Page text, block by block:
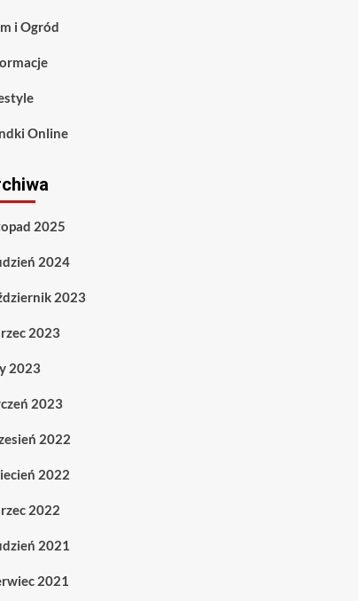
i Ogród
Online
2025
2024
2023
2023
2023
2023
2022
2022
2022
2021
2021